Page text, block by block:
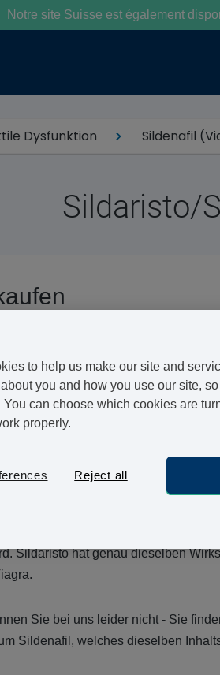
Notre site Suisse est également
Dysfunktion Sildenafil
Sildaristo/
Pille hat jedoch auch seinen Preis.
Alternative zu dem
Sildaristo hat genau dieselben
Sie bei uns leider nicht - Sie
Sildenafil, welches dieselben
to help us make our site and
you and how you use our site,
You can choose which cookies are
properly.
Reject all